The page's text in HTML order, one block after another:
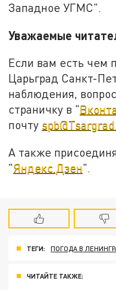
Западное УГМС".
Уважаемые
Если вам есть чем
Царьград Санкт-
наблюдения,
страничку в "
почту
А также
"Яндекс.Дзен".
ТЕГИ: ПОГОДА В
ЧИТАЙТЕ ТАКЖЕ: